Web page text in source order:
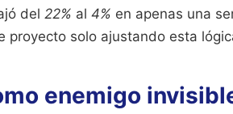
del 22% al 4% en apenas una
proyecto solo ajustando esta
enemigo